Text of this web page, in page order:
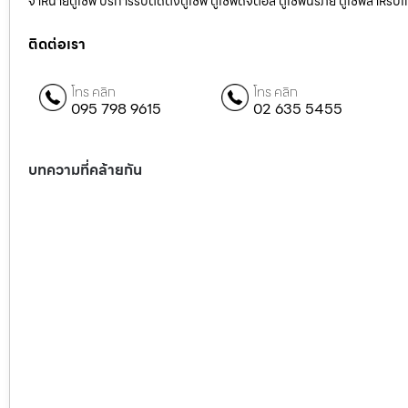
ติดต่อเรา
โทร คลิก
095 798 9615
โทร คลิก
02 635 5455
บทความที่คล้ายกัน